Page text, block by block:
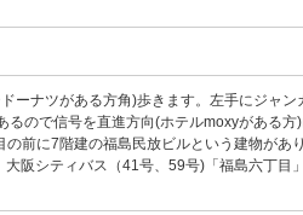
ーナツがある方角)歩きます。左手にジャン
ので信号を直進方向(ホテルmoxyがある方)
前に7階建の福島民放ビルという建物があ
阪シティバス（41号、59号)「福島六丁目